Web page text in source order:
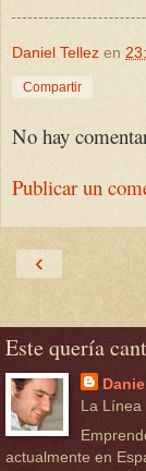
Daniel Tellez en
Compartir
No hay
Publicar un
‹
Este quería
La Línea
actualmente en